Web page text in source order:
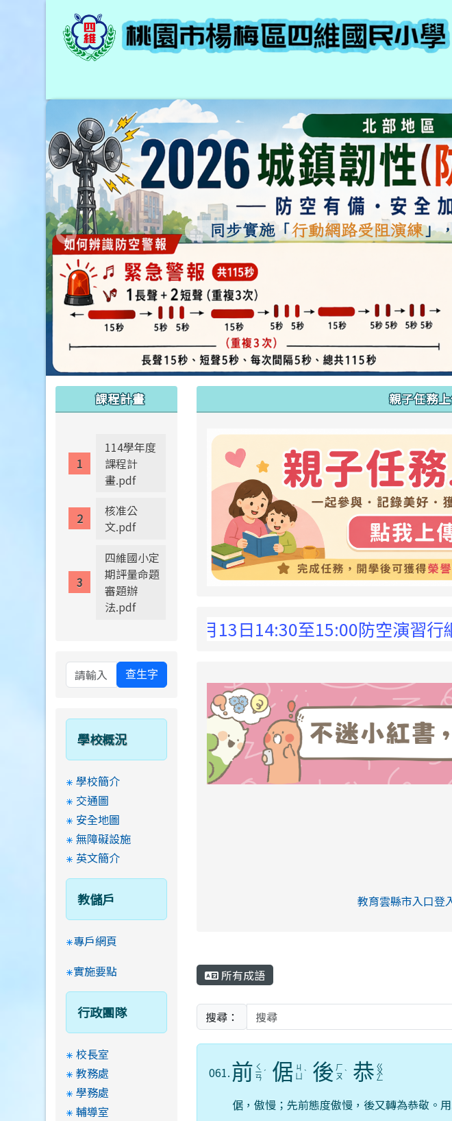
親子任務
8月13日14:30至15:00防空演習行網降速演
link to https://
教育雲縣市入口登
所有成語
搜尋：
061.前 ㄑ
ㄧ
ㄢ
ˊ 倨 ㄐ
ˋ 後 ㄏ
ㄡ ˋ 恭 ㄍ
ㄨ
ㄥ
倨，傲慢；先前態度傲慢，後又轉為恭敬。
課程計畫
114學年度
課程計
畫.pdf
核准公
文.pdf
四維國小定
期評量命題
審題辦
法.pdf
查生字
學校概況
學校簡介
交通圖
安全地圖
無障礙設施
英文簡介
教儲戶
專戶網頁
實施要點
行政團隊
校長室
教務處
學務處
輔導室